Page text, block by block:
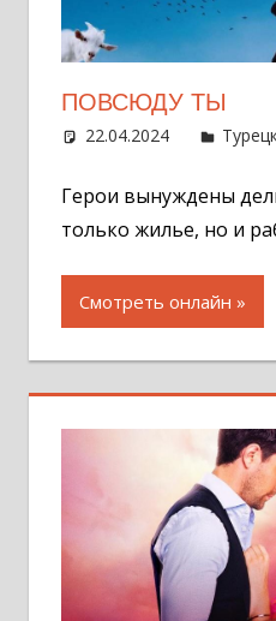
ПОВСЮДУ ТЫ
22.04.2024
Герои вынуждены
только жилье, но и
Смотреть онлайн